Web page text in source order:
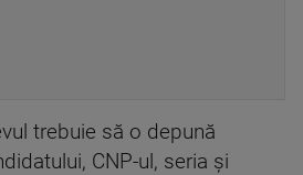
trebuie să o depună
CNP-ul, seria și